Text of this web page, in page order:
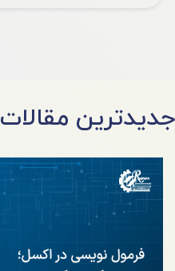
جدیدترین مقالات